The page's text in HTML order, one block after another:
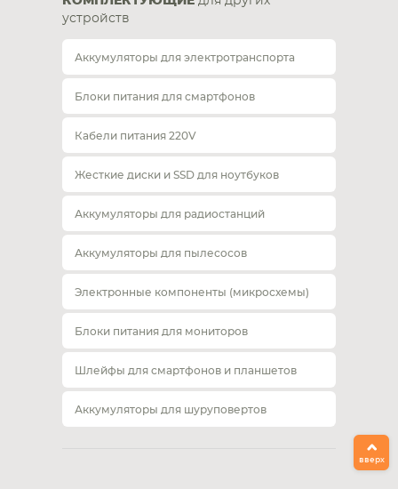
устройств
Аккумуляторы для электротранспорта
Блоки питания для смартфонов
Кабели питания 220V
Жесткие диски и SSD для ноутбуков
Аккумуляторы для радиостанций
Аккумуляторы для пылесосов
Электронные компоненты (микросхемы)
Блоки питания для мониторов
Шлейфы для смартфонов и планшетов
Аккумуляторы для шуруповертов
вверх